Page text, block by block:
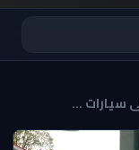
سيارات ...